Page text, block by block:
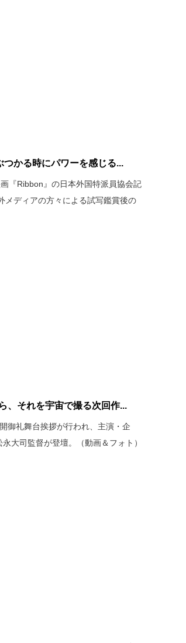
かる時にパワーを感じる...
『Ribbon』の日本外国特派員協会記
メディアの方々による試写鑑賞後の
、それを宇宙で撮る次回作...
御礼舞台挨拶が行われ、主演・企
大司監督が登壇。（動画＆フォト）